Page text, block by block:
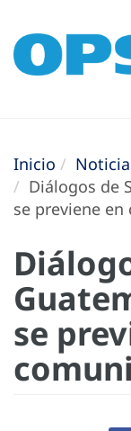
Inicio
Diálogos de
se previene
se